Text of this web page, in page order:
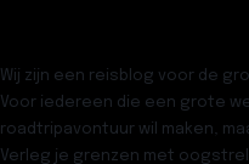
Wij zijn een reisblog voor de
Voor iedereen die een grote
roadtripavontuur wil maken,
Verleg je grenzen met